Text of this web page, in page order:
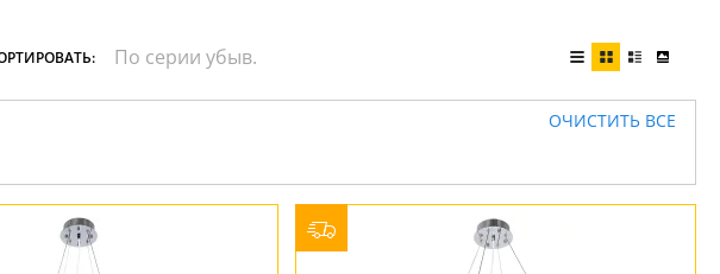
ОЧИСТИТЬ ВСЕ